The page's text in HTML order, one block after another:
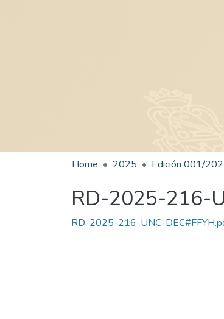
Home 2025
RD-2025-216-
RD-2025-216-UNC-